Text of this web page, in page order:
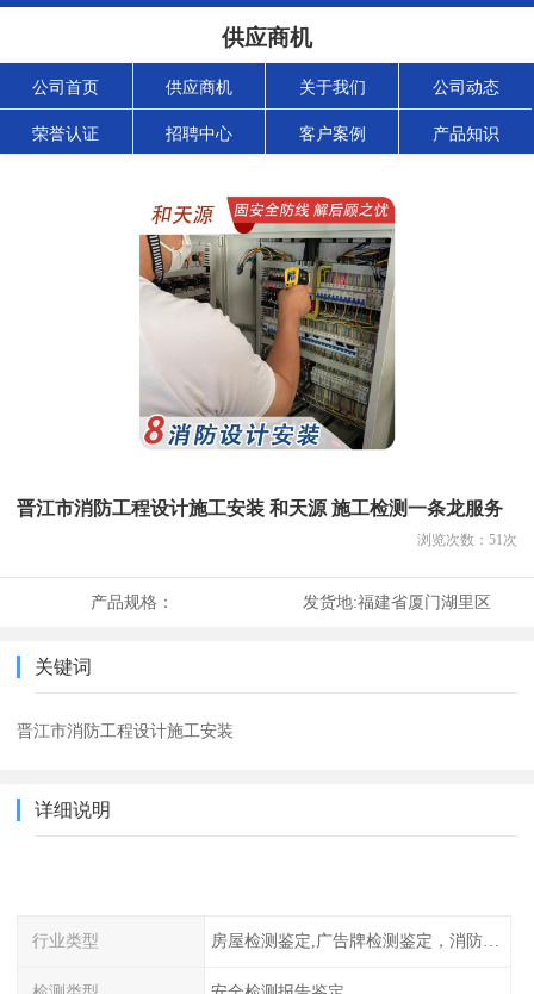
供应商机
公司首页 供应商机 关于我们 公司动态
荣誉认证 招聘中心 客户案例 产品知识
晋江市消防工程设计施工安装 和天源 施工检测一条龙服务
浏览次数： 51次
产品规格： 发货地:福建省厦门湖里区
关键词
晋江市消防工程设计施工安装
详细说明
行业类型 房屋检测鉴定,广告牌检测鉴定，消防检测